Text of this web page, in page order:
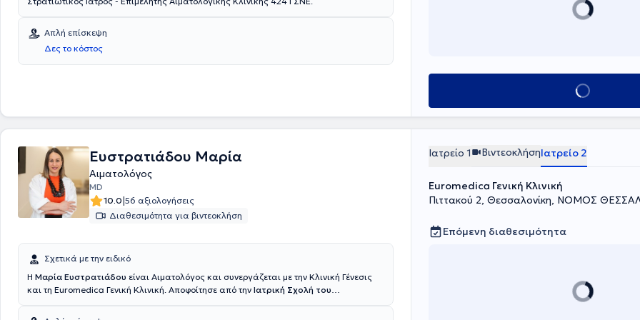
Απλή επίσκεψη
Δες το κόστος
Κλείσε ραντεβού
Ευστρατιάδου Μαρία
Αιματολόγος
MD
10.0|56 αξιολογήσεις
Διαθεσιμότητα για βιντεοκλήση
Σχετικά με την ειδικό
Η Μαρία Ευστρατιάδου είναι Αιματολόγος και συνεργάζεται με την Κλινική Γένεσις
και τη Euromedica Γενική Κλινική. Αποφοίτησε από την Ιατρική Σχολή του
στην Αιματολογία στο Νοσοκομείο Παπαγεωργίου. Έχει διατελέσει Επιμελήτρια Β´ στο
Ιατρείο 1 ΒιντεοκλήσηΙατρείο 2
Euromedica Γενική Κλινική
Πιττακού 2, Θεσσαλονίκη, ΝΟΜΟΣ
Επόμενη διαθεσιμότητα